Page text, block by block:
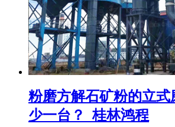
粉磨方解石矿粉的立式
少一台？_桂林鸿程